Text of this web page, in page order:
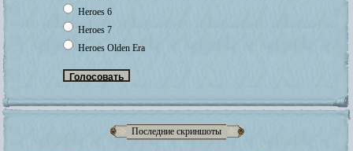
Heroes 6
Heroes 7
Heroes Olden Era
Последние скриншоты